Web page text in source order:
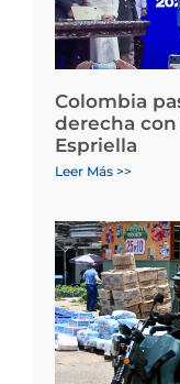
Colombia
derecha
Espriella
Leer Más >>